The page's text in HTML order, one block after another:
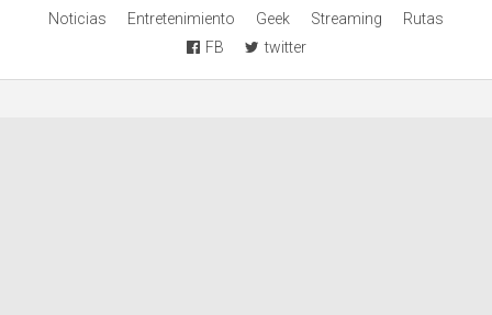
Noticias Entretenimiento Geek Streaming
Rutas
FB
twitter